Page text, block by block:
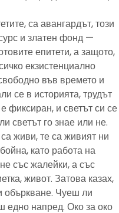
са авангардът, този
и златен фонд —
епитети, а защото,
екзистенциално
във времето и
се в историята, трудът
фиксиран, и светът си се
светът го знае или не.
живи, те са живият ни
като работа на
със жалейки, а със
живот. Затова казах,
объркване. Чуеш ли
едно напред. Око за око